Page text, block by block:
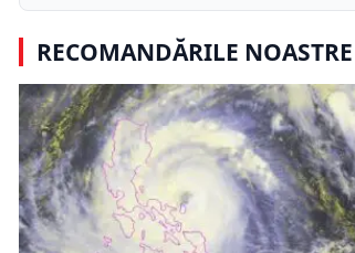
RECOMANDĂRILE NOASTRE